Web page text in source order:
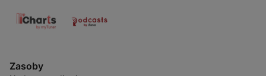
Zasoby